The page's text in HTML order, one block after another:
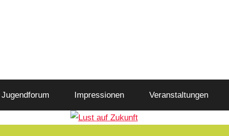
Jugendforum Impressionen Veranstaltungen